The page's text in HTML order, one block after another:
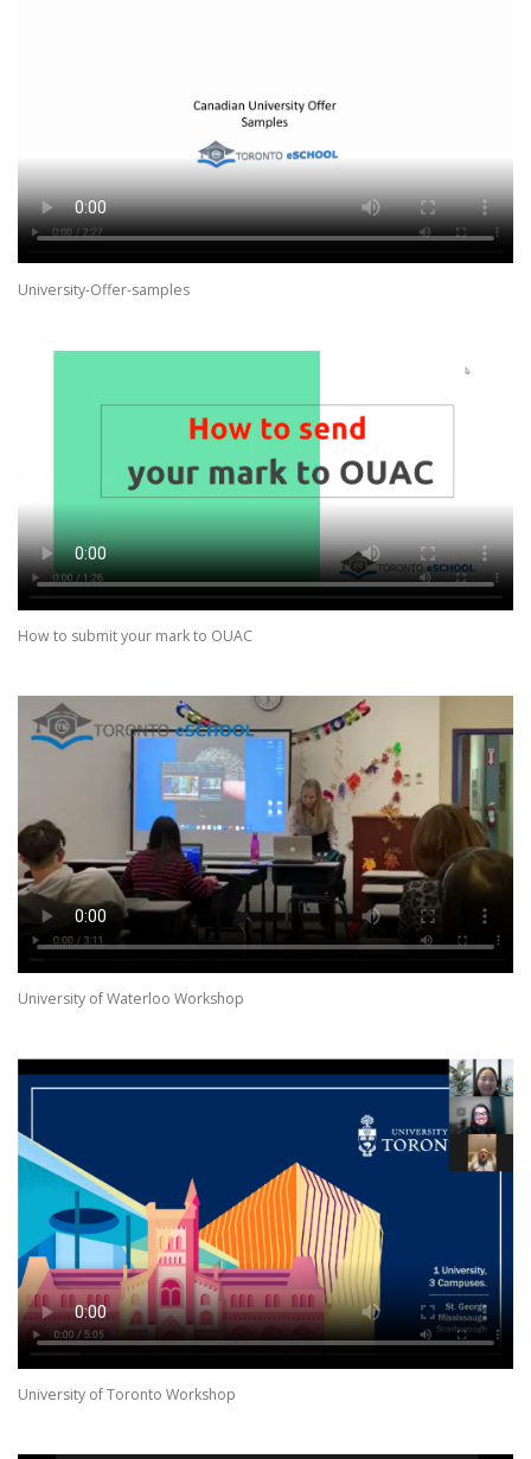
University-Offer-samples
How to submit your mark to OUAC
University of Waterloo Workshop
University of Toronto Workshop